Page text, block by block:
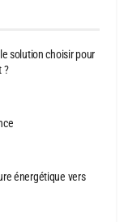
solution choisir pour
?
énergétique vers